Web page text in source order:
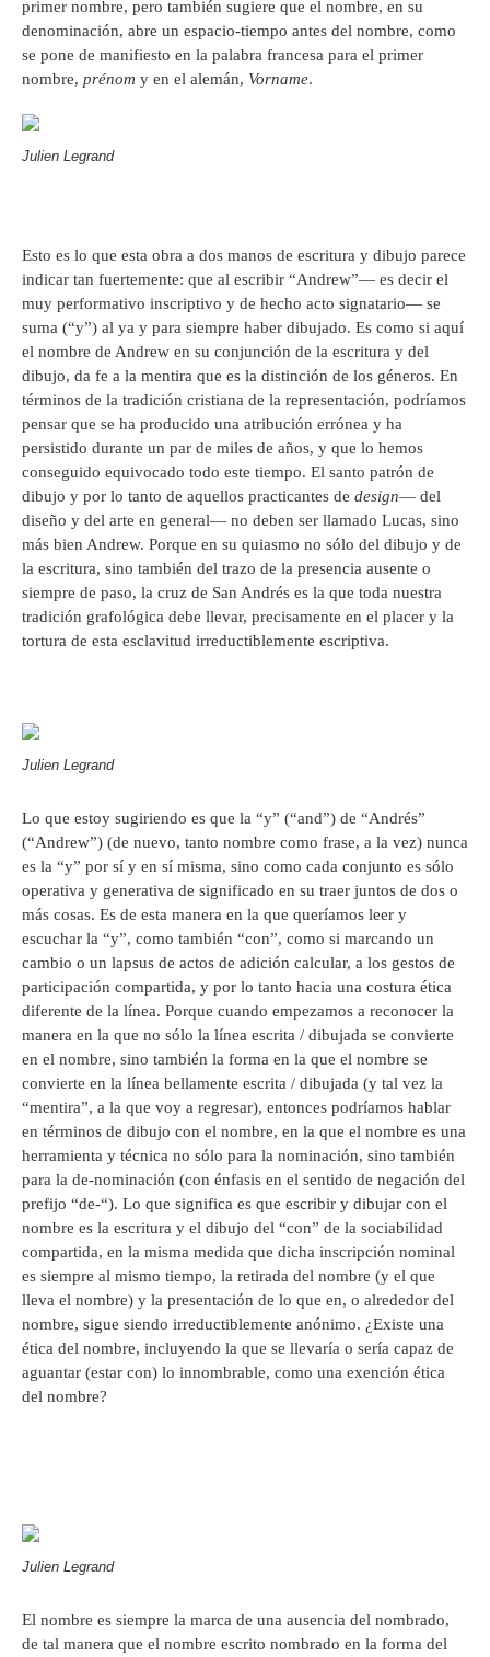
primer nombre, pero también sugiere que el nombre, en su
denominación, abre un espacio-tiempo antes del nombre, como
se pone de manifiesto en la palabra francesa para el primer
nombre, prénom y en el alemán, Vorname.
Julien Legrand
Esto es lo que esta obra a dos manos de escritura y dibujo parece
indicar tan fuertemente: que al escribir “Andrew”— es decir el
muy performativo inscriptivo y de hecho acto signatario— se
suma (“y”) al ya y para siempre haber dibujado. Es como si aquí
el nombre de Andrew en su conjunción de la escritura y del
dibujo, da fe a la mentira que es la distinción de los géneros. En
términos de la tradición cristiana de la representación, podríamos
pensar que se ha producido una atribución errónea y ha
persistido durante un par de miles de años, y que lo hemos
conseguido equivocado todo este tiempo. El santo patrón de
dibujo y por lo tanto de aquellos practicantes de design— del
diseño y del arte en general— no deben ser llamado Lucas, sino
más bien Andrew. Porque en su quiasmo no sólo del dibujo y de
la escritura, sino también del trazo de la presencia ausente o
siempre de paso, la cruz de San Andrés es la que toda nuestra
tradición grafológica debe llevar, precisamente en el placer y la
tortura de esta esclavitud irreductiblemente escriptiva.
Julien Legrand
Lo que estoy sugiriendo es que la “y” (“and”) de “Andrés”
(“Andrew”) (de nuevo, tanto nombre como frase, a la vez) nunca
es la “y” por sí y en sí misma, sino como cada conjunto es sólo
operativa y generativa de significado en su traer juntos de dos o
más cosas. Es de esta manera en la que queríamos leer y
escuchar la “y”, como también “con”, como si marcando un
cambio o un lapsus de actos de adición calcular, a los gestos de
participación compartida, y por lo tanto hacia una costura ética
diferente de la línea. Porque cuando empezamos a reconocer la
manera en la que no sólo la línea escrita / dibujada se convierte
en el nombre, sino también la forma en la que el nombre se
convierte en la línea bellamente escrita / dibujada (y tal vez la
“mentira”, a la que voy a regresar), entonces podríamos hablar
en términos de dibujo con el nombre, en la que el nombre es una
herramienta y técnica no sólo para la nominación, sino también
para la de-nominación (con énfasis en el sentido de negación del
prefijo “de-“). Lo que significa es que escribir y dibujar con el
nombre es la escritura y el dibujo del “con” de la sociabilidad
compartida, en la misma medida que dicha inscripción nominal
es siempre al mismo tiempo, la retirada del nombre (y el que
lleva el nombre) y la presentación de lo que en, o alrededor del
nombre, sigue siendo irreductiblemente anónimo. ¿Existe una
ética del nombre, incluyendo la que se llevaría o sería capaz de
aguantar (estar con) lo innombrable, como una exención ética
del nombre?
Julien Legrand
El nombre es siempre la marca de una ausencia del nombrado,
de tal manera que el nombre escrito nombrado en la forma del